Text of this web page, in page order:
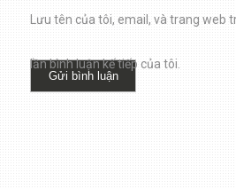
Lưu tên của tôi, email, và trang web
lần bình luận kế tiếp của tôi.